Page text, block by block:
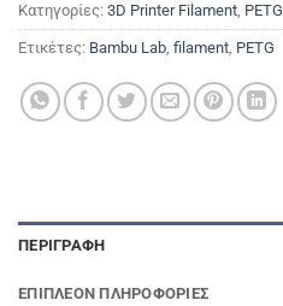
Κατηγορίες: 3D Printer Filament, PETG
Ετικέτες: Bambu Lab, filament, PETG
ΠΕΡΙΓΡΑΦΉ
ΕΠΙΠΛΈΟΝ ΠΛΗΡΟΦΟΡΊΕΣ